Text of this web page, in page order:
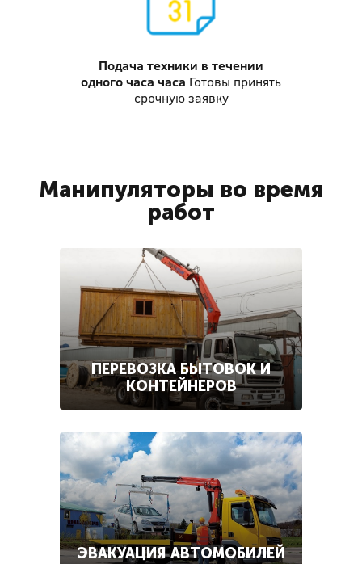
Подача техники в течении
одного часа часа Готовы принять
срочную заявку
Манипуляторы во время
работ
ПЕРЕВОЗКА БЫТОВОК И
КОНТЕЙНЕРОВ
ЭВАКУАЦИЯ АВТОМОБИЛЕЙ